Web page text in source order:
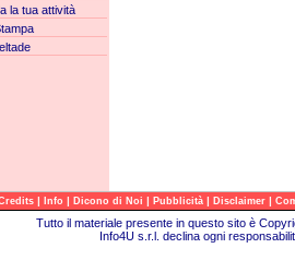
la tua attività
| Info | Dicono di Noi | Pubblicità | Disclaimer |
Tutto il materiale presente in questo sito è
Info4U s.r.l. declina ogni